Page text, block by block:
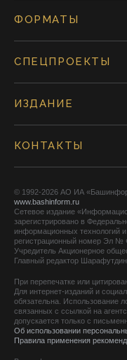
ФОРМАТЫ
СПЕЦПРОЕКТЫ
ИЗДАНИЕ
КОНТАКТЫ
© 1992-2026 АО ИА
www.bashinform.ru
Сетевое издание
зарегистрировано в
информационных технологий
регистрационный номер Эл №
Учредитель Акционерное
Главный редактор
При перепечатке или
Для интернет-изданий и
обязательна. Использование
связанных с ссылкой на
допускается только с
Об использовании
Правила применения